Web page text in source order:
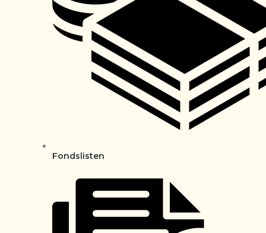
Fondslisten